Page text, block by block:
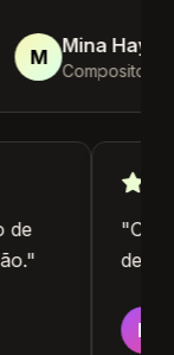
M Mina Hayes
Compositora
de
"
de